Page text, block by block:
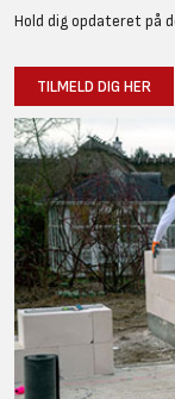
Hold dig opdateret på
TILMELD DIG HER